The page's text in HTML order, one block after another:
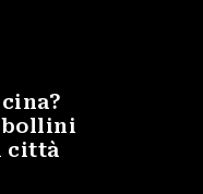
bollini
città